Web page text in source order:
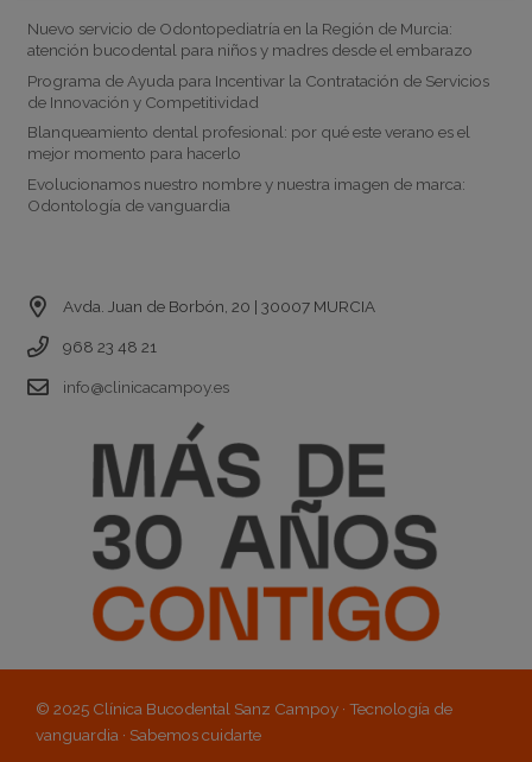
Nuevo servicio de Odontopediatría en la Región de Murcia:
atención bucodental para niños y madres desde el embarazo
Programa de Ayuda para Incentivar la Contratación de Servicios
de Innovación y Competitividad
Blanqueamiento dental profesional: por qué este verano es el
mejor momento para hacerlo
Evolucionamos nuestro nombre y nuestra imagen de marca:
Odontología de vanguardia
Avda. Juan de Borbón, 20 | 30007 MURCIA
968 23 48 21
info@clinicacampoy.es
© 2025 Clínica Bucodental Sanz Campoy · Tecnología de
vanguardia · Sabemos cuidarte